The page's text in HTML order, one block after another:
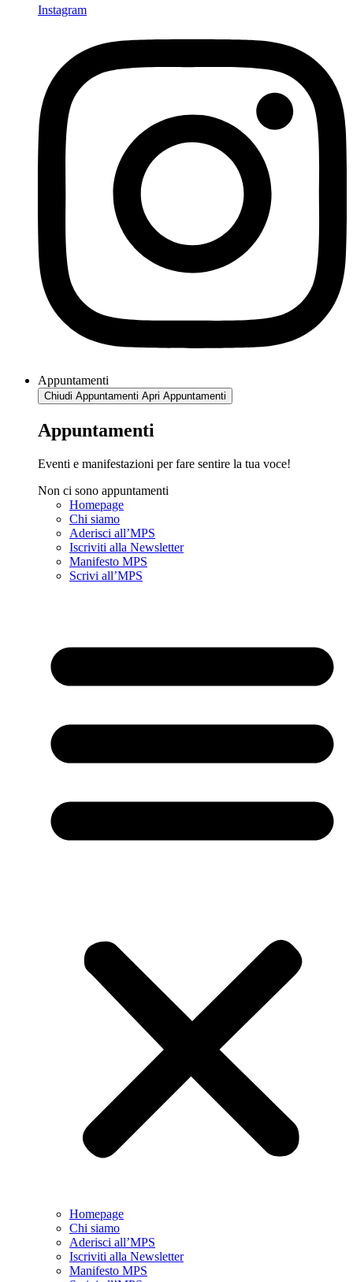
Instagram
Appuntamenti
Chiudi Appuntamenti Apri Appuntamenti
Appuntamenti
Eventi e manifestazioni per fare sentire la tua voce!
Non ci sono appuntamenti
Homepage
Chi siamo
Aderisci all’MPS
Iscriviti alla Newsletter
Manifesto MPS
Scrivi all’MPS
Homepage
Chi siamo
Aderisci all’MPS
Iscriviti alla Newsletter
Manifesto MPS